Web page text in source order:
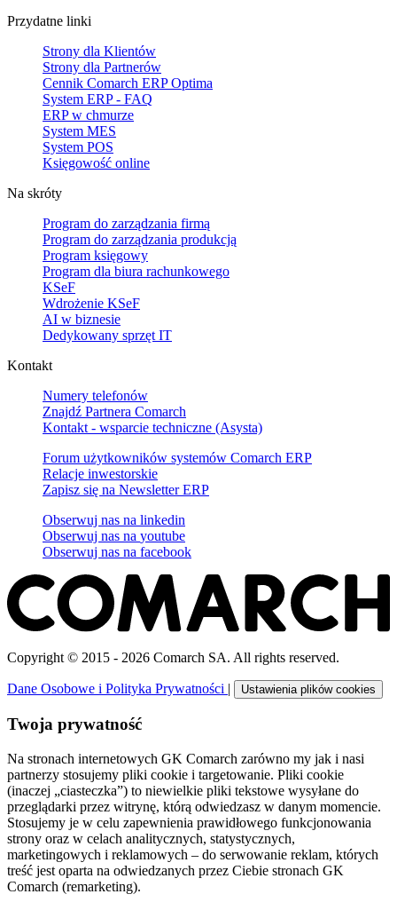
Przydatne linki
Strony dla Klientów
Strony dla Partnerów
Cennik Comarch ERP Optima
System ERP - FAQ
ERP w chmurze
System MES
System POS
Księgowość online
Na skróty
Program do zarządzania firmą
Program do zarządzania produkcją
Program księgowy
Program dla biura rachunkowego
KSeF
Wdrożenie KSeF
AI w biznesie
Dedykowany sprzęt IT
Kontakt
Numery telefonów
Znajdź Partnera Comarch
Kontakt - wsparcie techniczne (Asysta)
Forum użytkowników systemów Comarch ERP
Relacje inwestorskie
Zapisz się na Newsletter ERP
Obserwuj nas na linkedin
Obserwuj nas na youtube
Obserwuj nas na facebook
Copyright © 2015 - 2026 Comarch SA. All rights reserved.
Dane Osobowe i Polityka Prywatności | Ustawienia plików cookies
Twoja prywatność
Na stronach internetowych GK Comarch zarówno my jak i nasi
partnerzy stosujemy pliki cookie i targetowanie. Pliki cookie
(inaczej „ciasteczka”) to niewielkie pliki tekstowe wysyłane do
przeglądarki przez witrynę, którą odwiedzasz w danym momencie.
Stosujemy je w celu zapewnienia prawidłowego funkcjonowania
strony oraz w celach analitycznych, statystycznych,
marketingowych i reklamowych – do serwowanie reklam, których
treść jest oparta na odwiedzanych przez Ciebie stronach GK
Comarch (remarketing).